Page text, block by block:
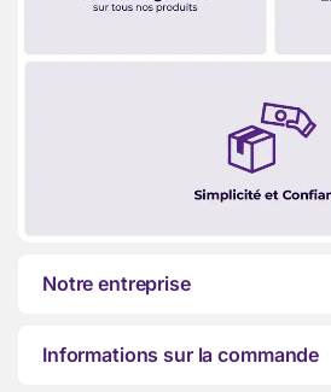
Notre entreprise
Informations sur la commande